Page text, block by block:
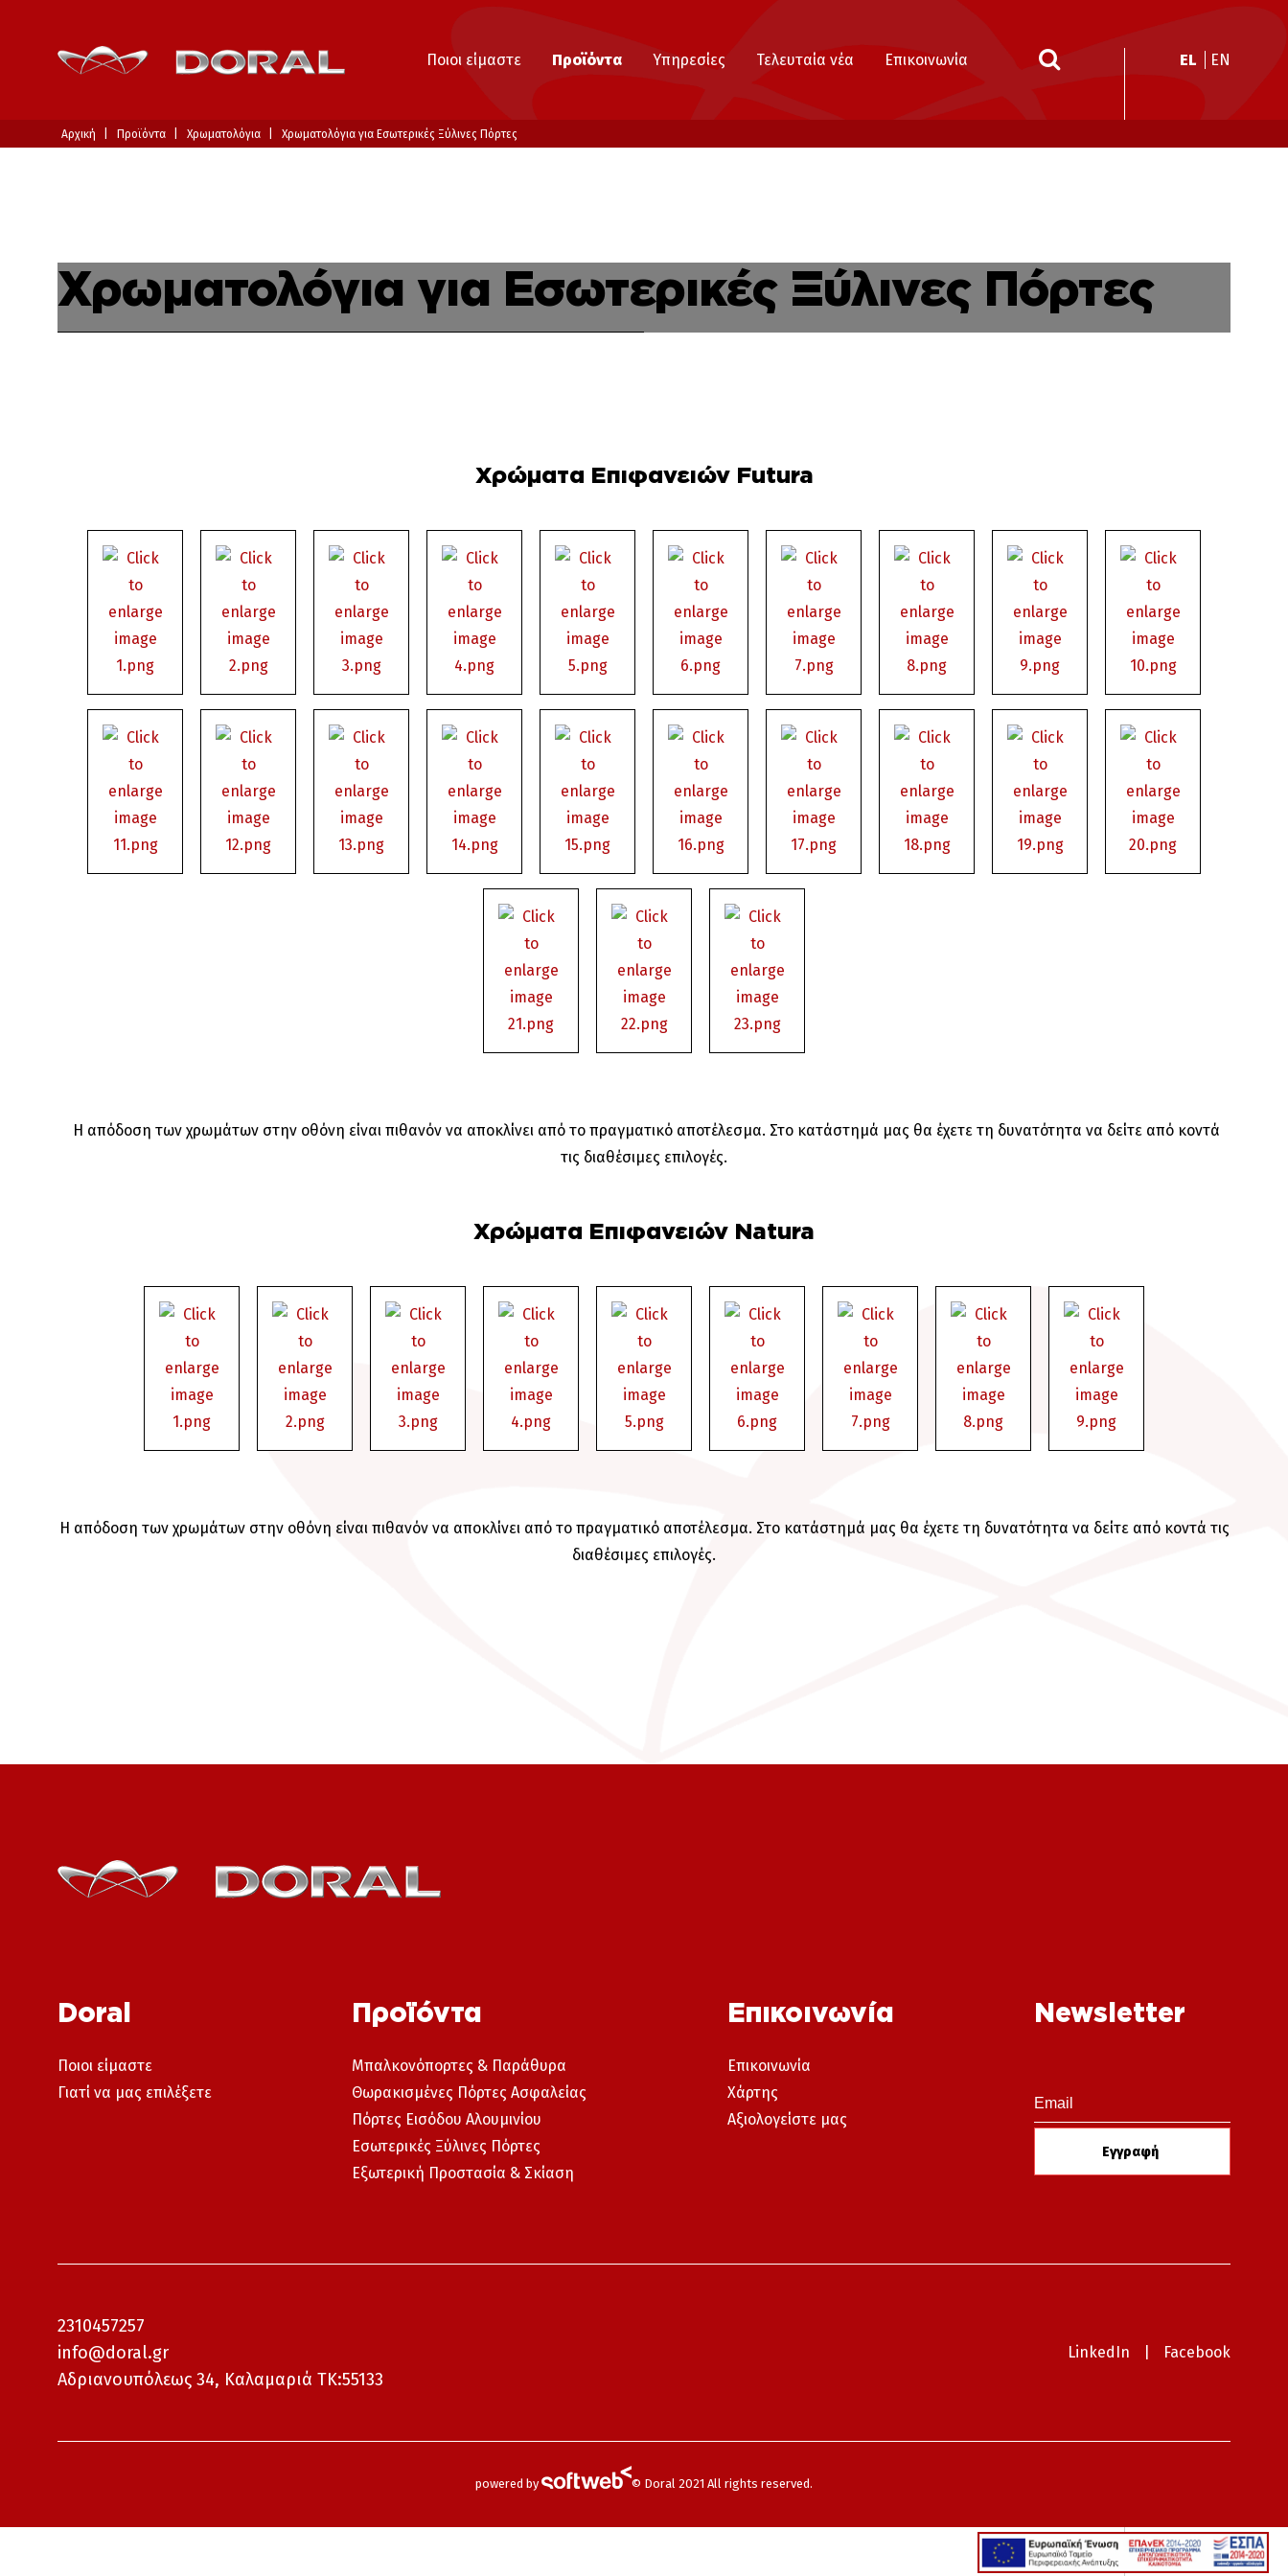
Ποιοι είμαστε Προϊόντα Υπηρεσίες Τελευταία νέα Επικοινωνία EL EN
Αρχική Προϊόντα Χρωματολόγια Χρωματολόγια για Εσωτερικές Ξύλινες Πόρτες
Χρωματολόγια για Εσωτερικές Ξύλινες Πόρτες
Χρώματα Επιφανειών Futura
Η απόδοση των χρωμάτων στην οθόνη είναι πιθανόν να αποκλίνει από το πραγματικό αποτέλεσμα. Στο κατάστημά μας θα έχετε τη δυνατότητα να δείτε από κοντά
τις διαθέσιμες επιλογές.
Χρώματα Επιφανειών Natura
Η απόδοση των χρωμάτων στην οθόνη είναι πιθανόν να αποκλίνει από το πραγματικό αποτέλεσμα. Στο κατάστημά μας θα έχετε τη δυνατότητα να δείτε από κοντά τις
διαθέσιμες επιλογές.
Doral
Ποιοι είμαστε
Γιατί να μας επιλέξετε
Προϊόντα
Μπαλκονόπορτες & Παράθυρα
Θωρακισμένες Πόρτες Ασφαλείας
Πόρτες Εισόδου Αλουμινίου
Εσωτερικές Ξύλινες Πόρτες
Εξωτερική Προστασία & Σκίαση
Επικοινωνία
Επικοινωνία
Χάρτης
Αξιολογείστε μας
Newsletter
2310457257
info@doral.gr
Αδριανουπόλεως 34, Καλαμαριά ΤΚ:55133
LinkedIn Facebook
powered by © Doral 2021 All rights reserved.